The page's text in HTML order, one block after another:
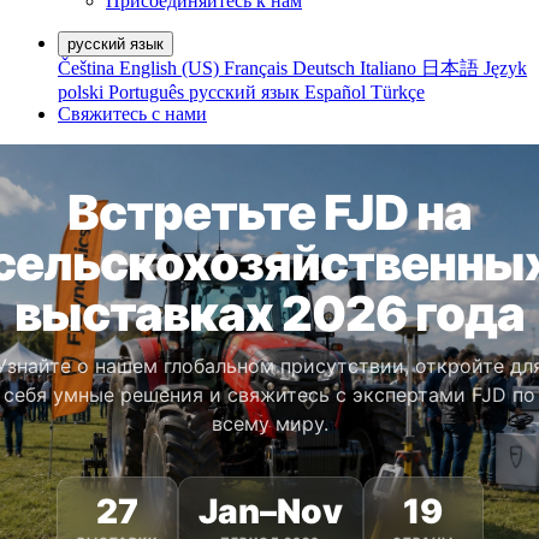
русский язык
Čeština English (US) Français Deutsch Italiano 日本語 Język
polski Português русский язык Español Türkçe
Свяжитесь с нами
Встретьте FJD на
выставках 2026 года
о нашем глобальном присутствии, откройте
себя умные решения и свяжитесь с экспертами FJD по
всему миру.
27 Jan–Nov 19